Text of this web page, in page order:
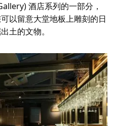
酒店系列的一部分，
以留意大堂地板上雕刻的日
土的文物。